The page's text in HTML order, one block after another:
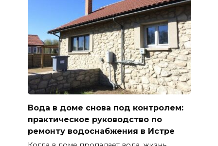
Вода в доме снова под контролем:
практическое руководство по
ремонту водоснабжения в Истре